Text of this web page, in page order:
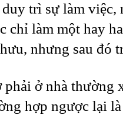
trì sự làm việc,
chỉ làm một hay
nhưng sau đó
phải ở nhà thường
hợp ngược lại